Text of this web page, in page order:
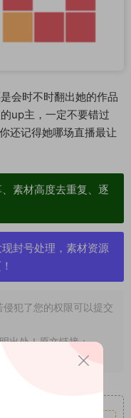
会时不时翻出她的作品
up主，一定不要错过
还记得她哪场直播最让
素材高度去重复、逐
封号处理，素材资源
犯了您的权限可以提交
出处！原文链接：